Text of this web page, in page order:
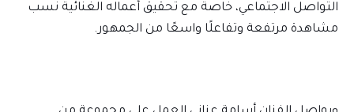
التواصل الاجتماعي، خاصة مع تحقيق أعماله الغنائية نسب
مشاهدة مرتفعة وتفاعلًا واسعًا من الجمهور.